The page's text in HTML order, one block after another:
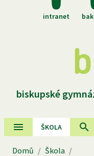
intranet
biskupské
ŠKOLA
Domů / Škola /